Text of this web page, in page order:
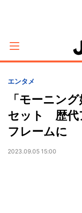
エンタメ
「モーニン
セット 歴代
フレームに
2023.09.05 15:00